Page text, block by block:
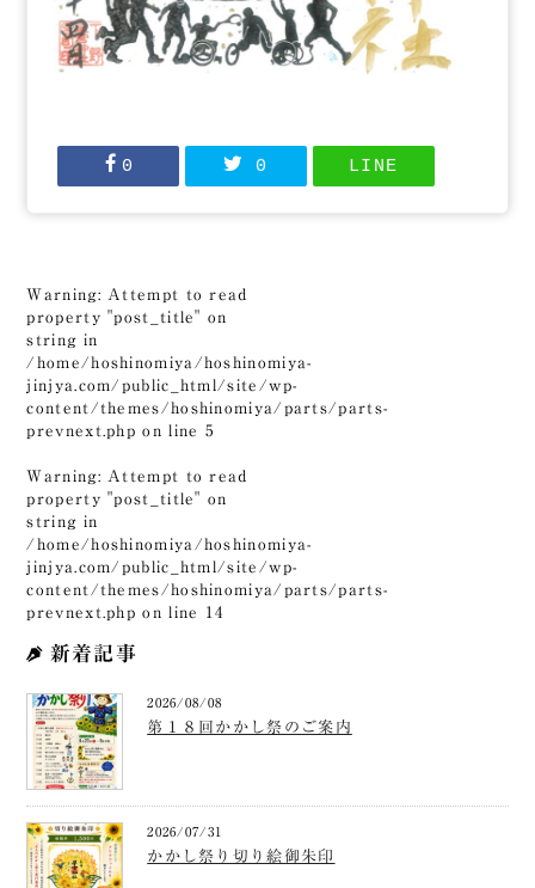
0 0 LINE
Warning: Attempt to read
property "post_title" on
string in
/home/hoshinomiya/hoshinomiya-
jinjya.com/public_html/site/wp-
content/themes/hoshinomiya/parts/parts-
prevnext.php on line 5
Warning: Attempt to read
property "post_title" on
string in
/home/hoshinomiya/hoshinomiya-
jinjya.com/public_html/site/wp-
content/themes/hoshinomiya/parts/parts-
prevnext.php on line 14
新着記事
2026/08/08
第１８回かかし祭のご案内
2026/07/31
かかし祭り切り絵御朱印